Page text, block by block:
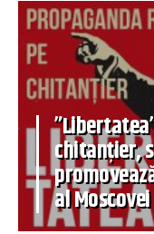
chitanțier,
al Moscovei